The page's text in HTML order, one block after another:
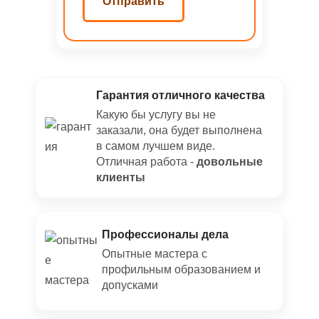
Гарантия отличного качества
Какую бы услугу вы не
заказали, она будет выполнена
в самом лучшем виде.
Отличная работа - довольные
клиенты
Профессионалы дела
Опытные мастера с
профильным образованием и
допусками